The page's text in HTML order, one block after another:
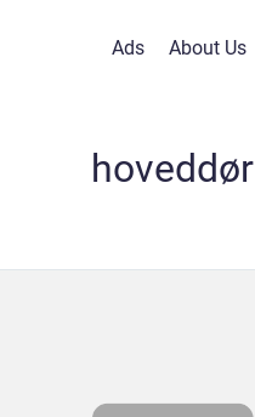
Ads About Us
hoveddør